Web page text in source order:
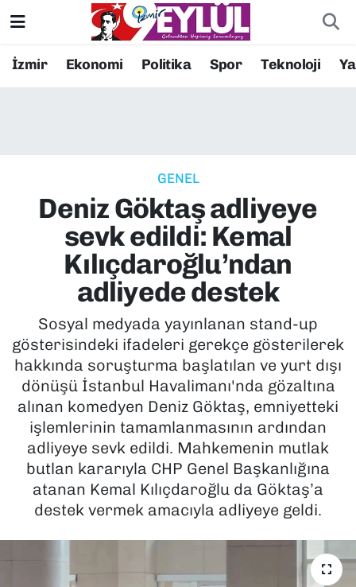
İzmir Ekonomi Politika Spor Teknoloji
GENEL
Deniz Göktaş adliyeye
sevk edildi: Kemal
Kılıçdaroğlu’ndan
adliyede destek
Sosyal medyada yayınlanan stand-up
gösterisindeki ifadeleri gerekçe gösterilerek
hakkında soruşturma başlatılan ve yurt dışı
dönüşü İstanbul Havalimanı'nda gözaltına
alınan komedyen Deniz Göktaş, emniyetteki
işlemlerinin tamamlanmasının ardından
adliyeye sevk edildi. Mahkemenin mutlak
butlan kararıyla CHP Genel Başkanlığına
atanan Kemal Kılıçdaroğlu da Göktaş’a
destek vermek amacıyla adliyeye geldi.
Resmi İlanlar
EKONOMİ
KÜLTÜR SANAT
MAGAZİN
POLİTİKA
SAĞLIK
SPOR
TEKNOLOJİ
YAŞAM
YEREL YÖNETİMLER
Konak Nöbetçi Eczaneler
Süper Lig Puan Durumu ve Fikstür
Tüm Manşetler
Son Dakika Haberleri
Haber Arşivi